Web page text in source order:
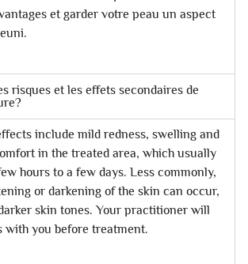
et garder votre peau un aspect
risques et les effets secondaires de
include mild redness, swelling and
in the treated area, which usually
hours to a few days. Less commonly,
or darkening of the skin can occur,
skin tones. Your practitioner will
with you before treatment.